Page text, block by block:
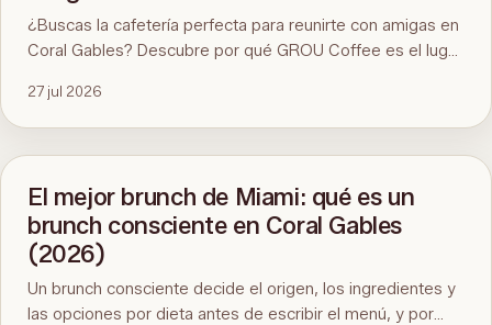
¿Buscas la cafetería perfecta para reunirte con amigas en
Coral Gables? Descubre por qué GROU Coffee es el lugar
saludables, divertidos eventos artísticos y un ambiente
inmejorable.
27 jul 2026
El mejor brunch de Miami: qué es un
brunch consciente en Coral Gables
(2026)
Un brunch consciente decide el origen, los ingredientes y
las opciones por dieta antes de escribir el menú, y por